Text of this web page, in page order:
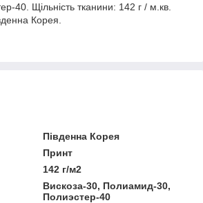
40. Щільність тканини: 142 г / м.кв.
Корея.
Південна Корея
Принт
142 г/м2
Вискоза-30, Полиамид-30,
Полиэстер-40